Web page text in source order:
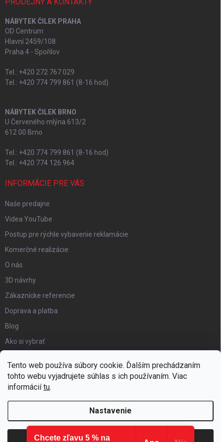
Tento web používa súbory cookie. Ďalším prechádzaním
tohto webu vyjadrujete súhlas s ich používaním. Viac
informáciítu.
Nastavenie
NÁBYTEK ČILEK PRAHA
OD Centrum
Hlavní 2459/108
Praha 4 - Spořilov
Tel.: +420 272 767 029
Tel.: +420 774 799 861 (8-16 hod)
NÁBYTEK ČILEK BRNO
U Červeného mlýna 613/2
612 00 Brno
Tel.: +420 774 799 861 (8-16 hod)
Tel.: +420 774 126 964
INFORMÁCIE PRE VÁS
Naše predajne
Videa YouTube
Postup pre rýchle vybavenie reklamácie
Komerčné realizácie
O nás
3D návrhy
Zákaznícke referencie
Doprava a platba
Blog
Ako si vybrať
Certifikát kvality
Moja objednávka
Copyright 2026 Hezký detský nábytok . Všetky práva vyhradené.
Chcete zľavu 5 % na